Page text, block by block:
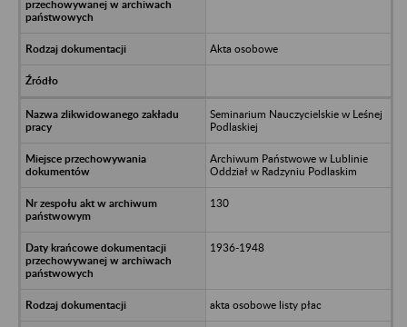
Akta osobowe
Seminarium Nauczycielskie w Leśnej
Podlaskiej
Archiwum Państwowe w Lublinie
Oddział w Radzyniu Podlaskim
130
1936-1948
akta osobowe listy płac